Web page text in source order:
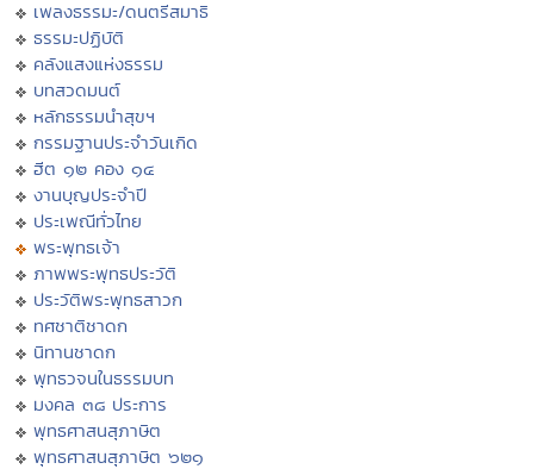
เพลงธรรมะ/ดนตรีสมาธิ
ธรรมะปฏิบัติ
คลังแสงแห่งธรรม
บทสวดมนต์
หลักธรรมนำสุขฯ
กรรมฐานประจำวันเกิด
ฮีต ๑๒ คอง ๑๔
งานบุญประจำปี
ประเพณีทั่วไทย
พระพุทธเจ้า
ภาพพระพุทธประวัติ
ประวัติพระพุทธสาวก
ทศชาติชาดก
นิทานชาดก
พุทธวจนในธรรมบท
มงคล ๓๘ ประการ
พุทธศาสนสุภาษิต
พุทธศาสนสุภาษิต ๖๒๑